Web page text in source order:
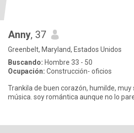
Anny, 37
Greenbelt, Maryland, Estados Unidos
Buscando: Hombre 33 - 50
Ocupación: Construcción- oficios
Trankila de buen corazón, humilde, muy
música. soy romántica aunque no lo